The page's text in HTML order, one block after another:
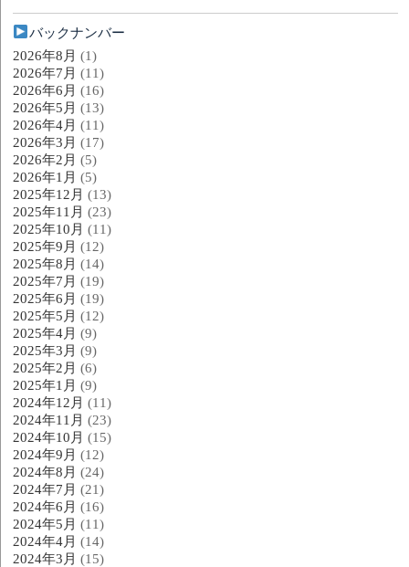
バックナンバー
2026年8月 (1)
2026年7月 (11)
2026年6月 (16)
2026年5月 (13)
2026年4月 (11)
2026年3月 (17)
2026年2月 (5)
2026年1月 (5)
2025年12月 (13)
2025年11月 (23)
2025年10月 (11)
2025年9月 (12)
2025年8月 (14)
2025年7月 (19)
2025年6月 (19)
2025年5月 (12)
2025年4月 (9)
2025年3月 (9)
2025年2月 (6)
2025年1月 (9)
2024年12月 (11)
2024年11月 (23)
2024年10月 (15)
2024年9月 (12)
2024年8月 (24)
2024年7月 (21)
2024年6月 (16)
2024年5月 (11)
2024年4月 (14)
2024年3月 (15)